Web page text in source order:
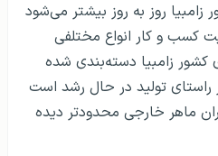
زامبیا روز به روز بیشتر می‌شود
کسب و کار انواع مختلفی
کشور زامبیا دسته‌بندی شده
راستای تولید در حال رشد است
ماهر خارجی محدودتر دیده